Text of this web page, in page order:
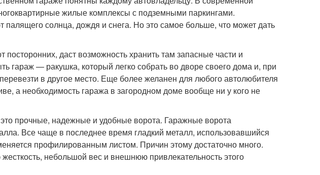
жилые комплексы с подземными паркингами.
солнца, дождя и снега. Но это самое больше, что может дать
даст возможность хранить там запасные части и
гараж — ракушка, который легко собрать во дворе своего дома и, при
в другое место. Еще более желанен для любого автолюбителя
а необходимость гаража в загородном доме вообще ни у кого не
прочные, надежные и удобные ворота. Гаражные ворота
Все чаще в последнее время гладкий металл, использовавшийся
профилированным листом. Причин этому достаточно много.
небольшой вес и внешнюю привлекательность этого